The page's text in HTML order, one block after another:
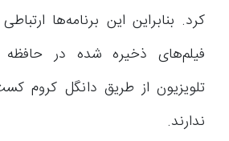
کرد. بنابراین این برنامه‌ها
فیلم‌های ذخیره شده در
ندارند.